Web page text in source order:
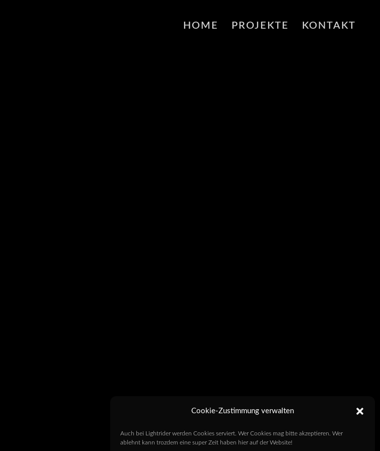
Cookie-Zustimmung verwalten
Auch bei Lightrider werden Cookies serviert. Wer Cookies mag bitte akzeptieren. Wer
ablehnt kann trozdem eine super Zeit haben hier auf der Website!
HOME PROJEKTE KONTAKT